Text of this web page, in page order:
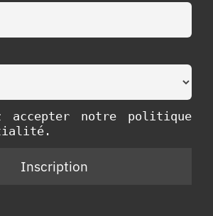
accepter notre politique